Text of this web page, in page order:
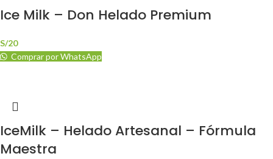
Ice Milk – Don Helado Premium
S/20
Comprar por WhatsApp
IceMilk – Helado Artesanal – Fórmula
Maestra